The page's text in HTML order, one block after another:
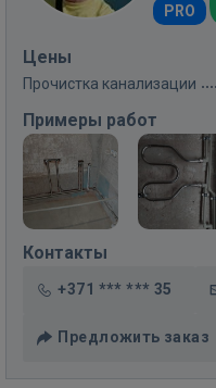
PRO
Цены
Прочистка канализации
Примеры работ
Контакты
+371 *** *** 35
Предложить заказ